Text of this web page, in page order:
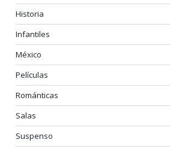
Historia
Infantiles
México
Películas
Románticas
Salas
Suspenso